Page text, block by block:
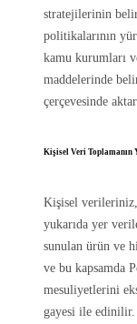
stratejilerinin
politikalarının
kamu kurumları
maddelerinde
çerçevesinde
Kişisel Veri Toplamanın
Kişisel
yukarıda yer
sunulan ürün ve
ve bu kapsamda
mesuliyetlerini
gayesi ile